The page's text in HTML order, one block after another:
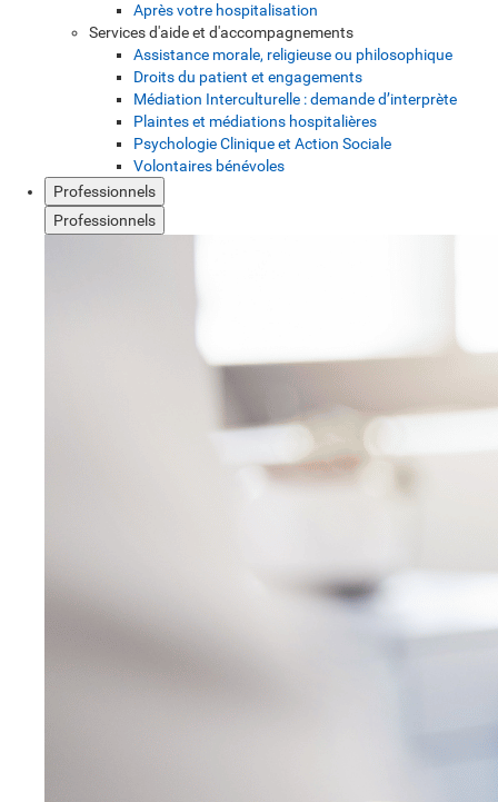
Après votre hospitalisation
Services d'aide et d'accompagnements
Assistance morale, religieuse ou philosophique
Droits du patient et engagements
Médiation Interculturelle : demande d’interprète
Plaintes et médiations hospitalières
Psychologie Clinique et Action Sociale
Volontaires bénévoles
Professionnels
Professionnels